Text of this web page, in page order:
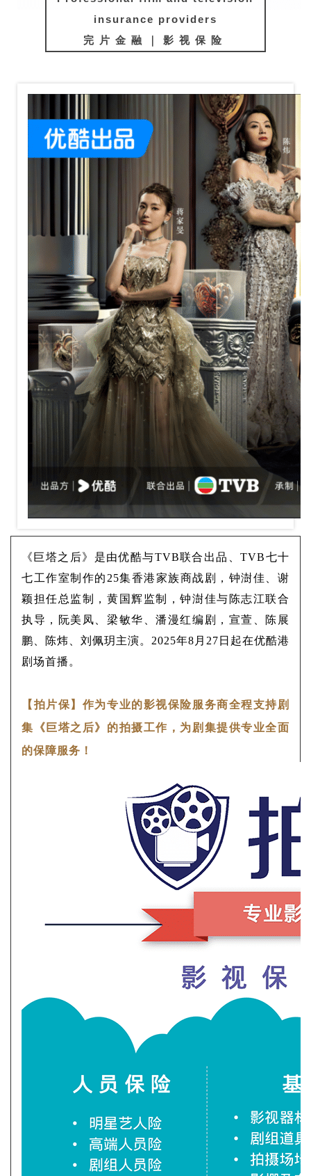
insurance providers
完片金融｜影视保险
《巨塔之后》是由优酷与TVB联合出品、TVB七十
七工作室制作的25集香港家族商战剧，钟澍佳、谢
颖担任总监制，黄国辉监制，钟澍佳与陈志江联合
执导，阮美凤、梁敏华、潘漫红编剧，宣萱、陈展
鹏、陈炜、刘佩玥主演。2025年8月27日起在优酷港
剧场首播。
【拍片保】作为专业的影视保险服务商全程支持剧
集《巨塔之后》的拍摄工作，为剧集提供专业全面
的保障服务！